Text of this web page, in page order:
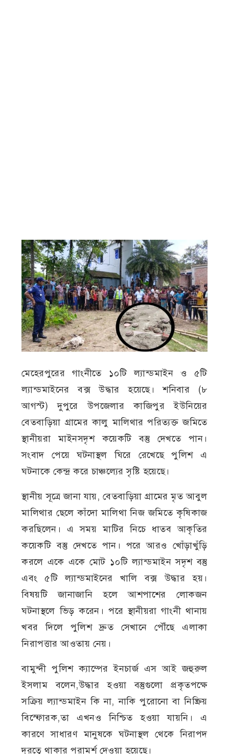
মেহেরপুরের গাংনীতে ১০টি ল্যান্ডমাইন ও ৫টি
ল্যান্ডমাইনের বক্স উদ্ধার হয়েছে। শনিবার (৮
আগস্ট) দুপুরে উপজেলার কাজিপুর ইউনিয়ের
বেতবাড়িয়া গ্রামের কালু মালিথার পরিত্যক্ত জমিতে
স্থানীয়রা মাইনসদৃশ কয়েকটি বস্তু দেখতে পান।
সংবাদ পেয়ে ঘটনাস্থল ঘিরে রেখেছে পুলিশ এ
ঘটনাকে কেন্দ্র করে চাঞ্চল্যের সৃষ্টি হয়েছে।
স্থানীয় সূত্রে জানা যায়, বেতবাড়িয়া গ্রামের মৃত আবুল
মালিথার ছেলে কাঁদো মালিথা নিজ জমিতে কৃষিকাজ
করছিলেন। এ সময় মাটির নিচে ধাতব আকৃতির
কয়েকটি বস্তু দেখতে পান। পরে আরও খোঁড়াখুঁড়ি
করলে একে একে মোট ১০টি ল্যান্ডমাইন সদৃশ বস্তু
এবং ৫টি ল্যান্ডমাইনের খালি বক্স উদ্ধার হয়।
বিষয়টি জানাজানি হলে আশপাশের লোকজন
ঘটনাস্থলে ভিড় করেন। পরে স্থানীয়রা গাংনী থানায়
খবর দিলে পুলিশ দ্রুত সেখানে পৌঁছে এলাকা
নিরাপত্তার আওতায় নেয়।
বামুন্দী পুলিশ ক্যাম্পের ইনচার্জ এস আই জহুরুল
ইসলাম বলেন,উদ্ধার হওয়া বস্তুগুলো প্রকৃতপক্ষে
সক্রিয় ল্যান্ডমাইন কি না, নাকি পুরোনো বা নিষ্ক্রিয়
বিস্ফোরক,তা এখনও নিশ্চিত হওয়া যায়নি। এ
কারণে সাধারণ মানুষকে ঘটনাস্থল থেকে নিরাপদ
দূরত্বে থাকার পরামর্শ দেওয়া হয়েছে।